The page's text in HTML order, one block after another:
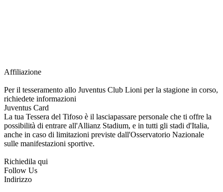
Affiliazione
Per il tesseramento allo Juventus Club Lioni per la stagione in corso,
richiedete informazioni
Juventus Card
La tua Tessera del Tifoso è il lasciapassare personale che ti offre la
possibilità di entrare all'Allianz Stadium, e in tutti gli stadi d'Italia,
anche in caso di limitazioni previste dall'Osservatorio Nazionale
sulle manifestazioni sportive.
Richiedila qui
Follow Us
Indirizzo